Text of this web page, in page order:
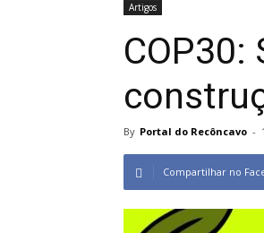
Artigos
COP30:
By Portal do Recôncavo -
Compartilhar no